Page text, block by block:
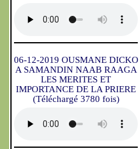
06-12-2019 OUSMANE DICKO
A SAMANDIN NAAB RAAGA
LES MERITES ET
IMPORTANCE DE LA PRIERE
(Téléchargé 3780 fois)